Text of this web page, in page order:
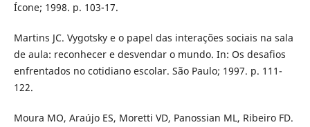
Ícone; 1998. p. 103-17.
Martins JC. Vygotsky e o papel das interações sociais na sala
de aula: reconhecer e desvendar o mundo. In: Os desafios
enfrentados no cotidiano escolar. São Paulo; 1997. p. 111-
122.
Moura MO, Araújo ES, Moretti VD, Panossian ML, Ribeiro FD.